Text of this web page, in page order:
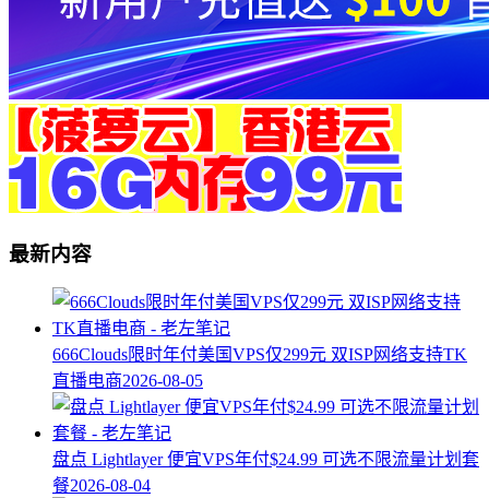
最新内容
666Clouds限时年付美国VPS仅299元 双ISP网络支持TK
直播电商2026-08-05
盘点 Lightlayer 便宜VPS年付$24.99 可选不限流量计划套
餐2026-08-04